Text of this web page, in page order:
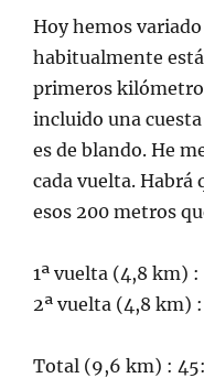
Hoy hemos
habitualmente
primeros
incluido una
es de blando. He
cada vuelta. Habrá
esos 200 metros
1ª vuelta (4,8 km)
2ª vuelta (4,8 km)
Total (9,6 km) :